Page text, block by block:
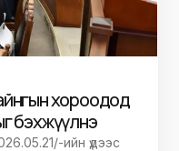
хороодод
бэхжүүлнэ
ийн үдээс